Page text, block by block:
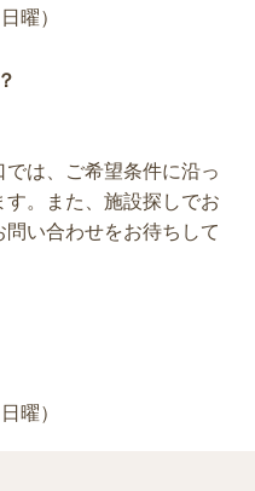
曜）
は、ご希望条件に沿っ
。また、施設探しでお
い合わせをお待ちして
曜）